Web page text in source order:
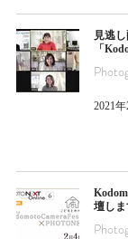
見逃
「
2021
壇し